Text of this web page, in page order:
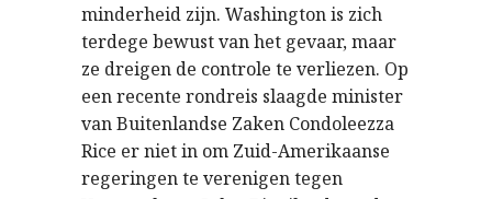
minderheid zijn. Washington is zich
terdege bewust van het gevaar, maar
ze dreigen de controle te verliezen. Op
een recente rondreis slaagde minister
van Buitenlandse Zaken Condoleezza
Rice er niet in om Zuid-Amerikaanse
regeringen te verenigen tegen